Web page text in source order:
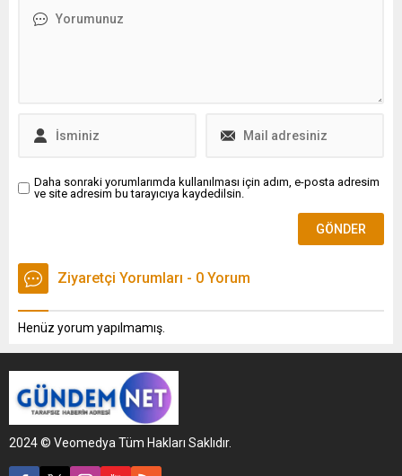
daha büyük ölçekli, global
Daha sonraki yorumlarımda kullanılması için adım, e-posta adresim
ve site adresim bu tarayıcıya kaydedilsin.
Ziyaretçi Yorumları - 0 Yorum
Henüz yorum yapılmamış.
2024 © Veomedya Tüm Hakları Saklıdır.